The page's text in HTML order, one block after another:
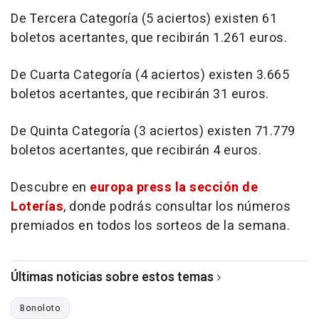
De Tercera Categoría (5 aciertos) existen 61
boletos acertantes, que recibirán 1.261 euros.
De Cuarta Categoría (4 aciertos) existen 3.665
boletos acertantes, que recibirán 31 euros.
De Quinta Categoría (3 aciertos) existen 71.779
boletos acertantes, que recibirán 4 euros.
Descubre en europa press la sección de
Loterías, donde podrás consultar los números
premiados en todos los sorteos de la semana.
Últimas noticias sobre estos temas
Bonoloto